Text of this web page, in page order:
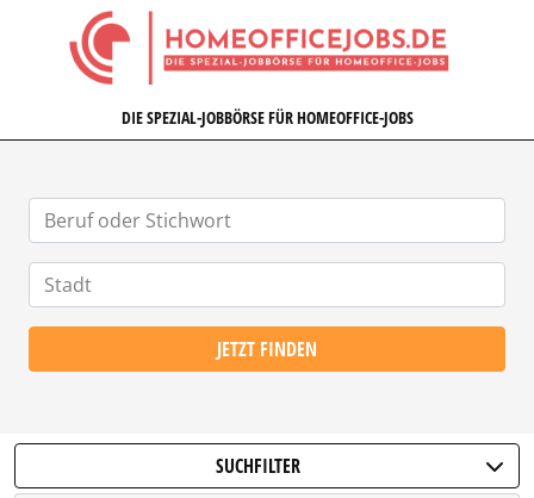
HOMEOFFICEJOBS.DE
DIE SPEZIAL-JOBBÖRSE FÜR HOMEOFFICE-JOBS
JETZT FINDEN
SUCHFILTER